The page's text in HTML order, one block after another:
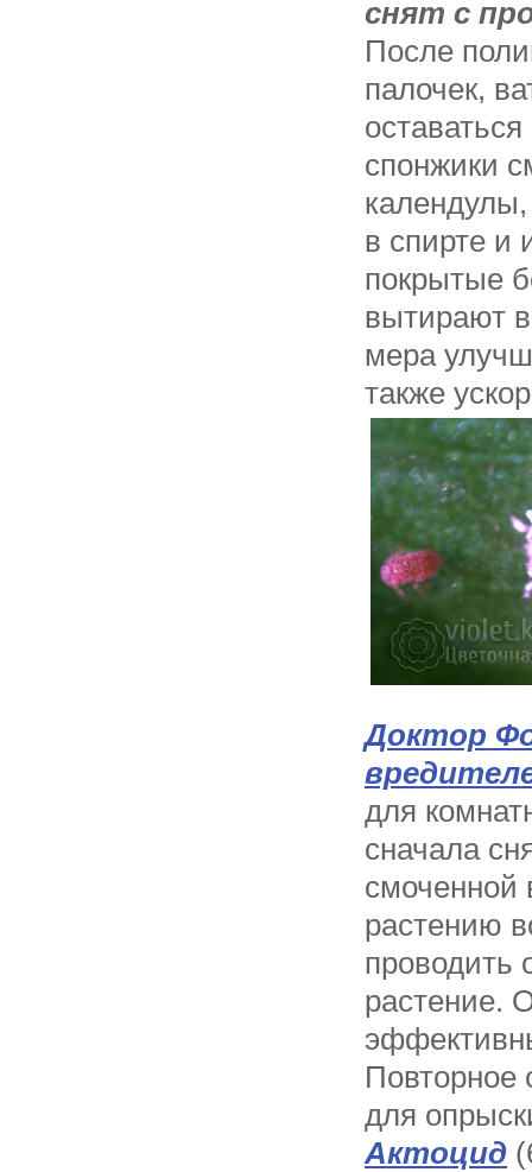
снят с
После
палочек,
спонжики
в спирте и
покрытые
вытирают
мера
также
Доктор
для
сначала
смоченной
растению
проводить
растение.
Повторное
для
Актоцид